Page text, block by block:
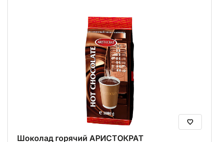
Шоколад горячий АРИСТОКРАТ